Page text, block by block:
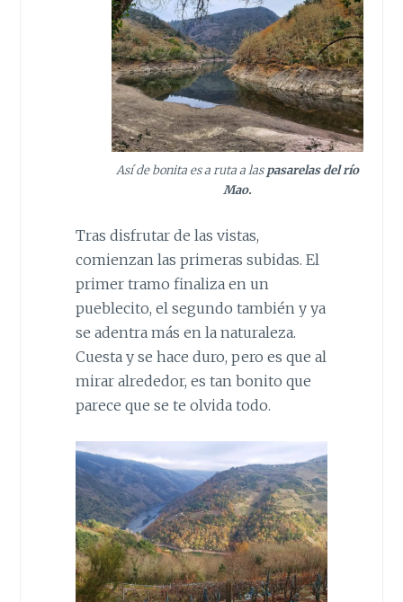
Así de bonita es a ruta a laspasarelas del río
Mao.
Tras disfrutar de las vistas,
comienzan las primeras subidas. El
primer tramo finaliza en un
pueblecito, el segundo también y ya
se adentra más en la naturaleza.
Cuesta y se hace duro, pero es que al
mirar alrededor, es tan bonito que
parece que se te olvida todo.